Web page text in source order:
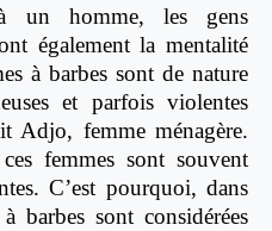
à un homme, les gens
également la mentalité
à barbes sont de nature
et parfois violentes
Adjo, femme ménagère.
femmes sont souvent
C’est pourquoi, dans
barbes sont considérées